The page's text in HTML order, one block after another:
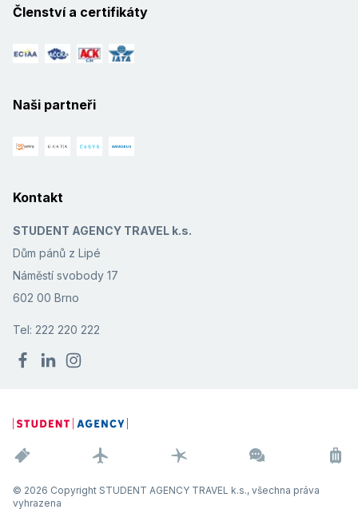
Členství a certifikáty
Naši partneři
Kontakt
STUDENT AGENCY TRAVEL k.s.
Dům pánů z Lipé
Náměstí svobody 17
602 00 Brno
Tel: 222 220 222
© 2026 Copyright STUDENT AGENCY TRAVEL k.s., všechna práva
vyhrazena